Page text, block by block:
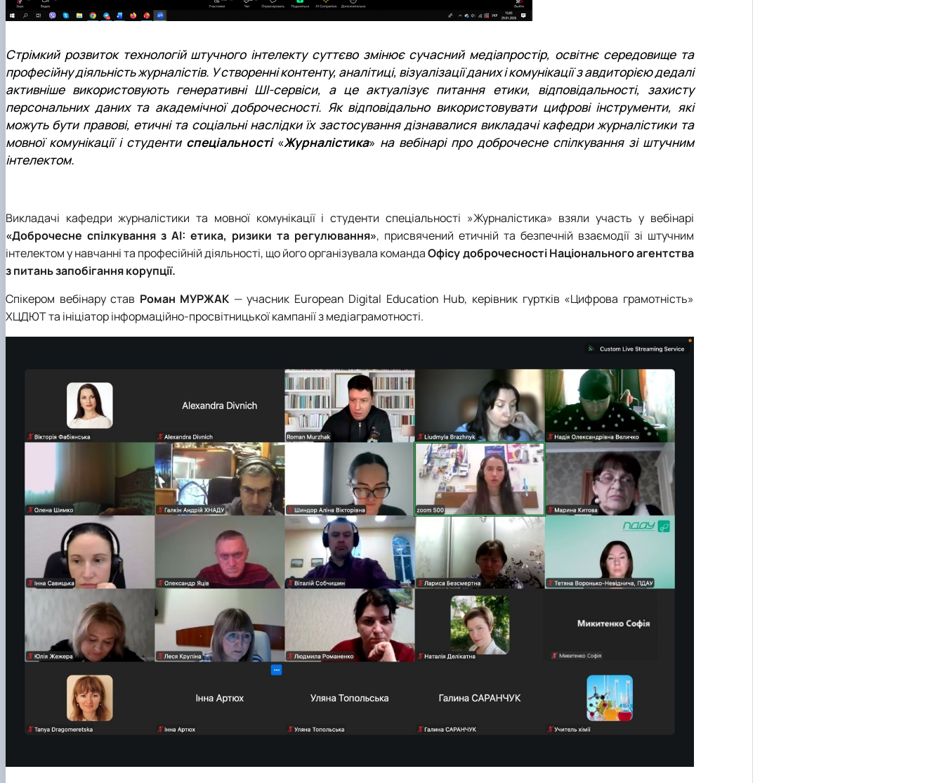
Стрімкий розвиток технологій штучного інтелекту суттєво змінює сучасний медіапростір, освітнє середовище та
професійну діяльність журналістів. У створенні контенту, аналітиці, візуалізації даних і комунікації з авдиторією дедалі
активніше використовують генеративні ШІ-сервіси, а це актуалізує питання етики, відповідальності, захисту
персональних даних та академічної доброчесності. Як відповідально використовувати цифрові інструменти, які
можуть бути правові, етичні та соціальні наслідки їх застосування дізнавалися викладачі кафедри журналістики та
мовної комунікації і студенти спеціальності «Журналістика» на вебінарі про доброчесне спілкування зі штучним
інтелектом.
Викладачі кафедри журналістики та мовної комунікації і студенти спеціальності »Журналістика» взяли участь у вебінарі
«Доброчесне спілкування з АІ: етика, ризики та регулювання», присвячений етичній та безпечній взаємодії зі штучним
інтелектом у навчанні та професійній діяльності, що його організувала командаОфісу доброчесності Національного агентства
з питань запобігання корупції.
Спікером вебінару став Роман МУРЖАК — учасник European Digital Education Hub, керівник гуртків «Цифрова грамотність»
ХЦДЮТ та ініціатор інформаційно-просвітницької кампанії з медіаграмотності.